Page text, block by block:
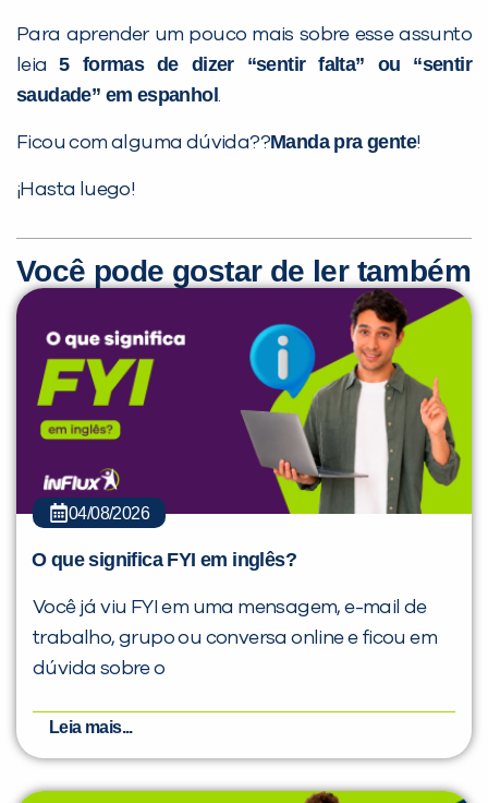
Para aprender um pouco mais sobre esse assunto
leia5 formas de dizer “sentir falta” ou “sentir
saudade” em espanhol .
Ficou com alguma dúvida??Manda pra gente!
¡Hasta luego!
Você pode gostar de ler também
04/08/2026
O que significa FYI em inglês?
Você já viu FYI em uma mensagem, e-mail de
trabalho, grupo ou conversa online e ficou em
dúvida sobre o
Leia mais...